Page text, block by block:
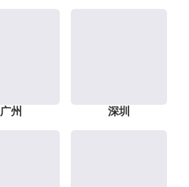
广州 深圳